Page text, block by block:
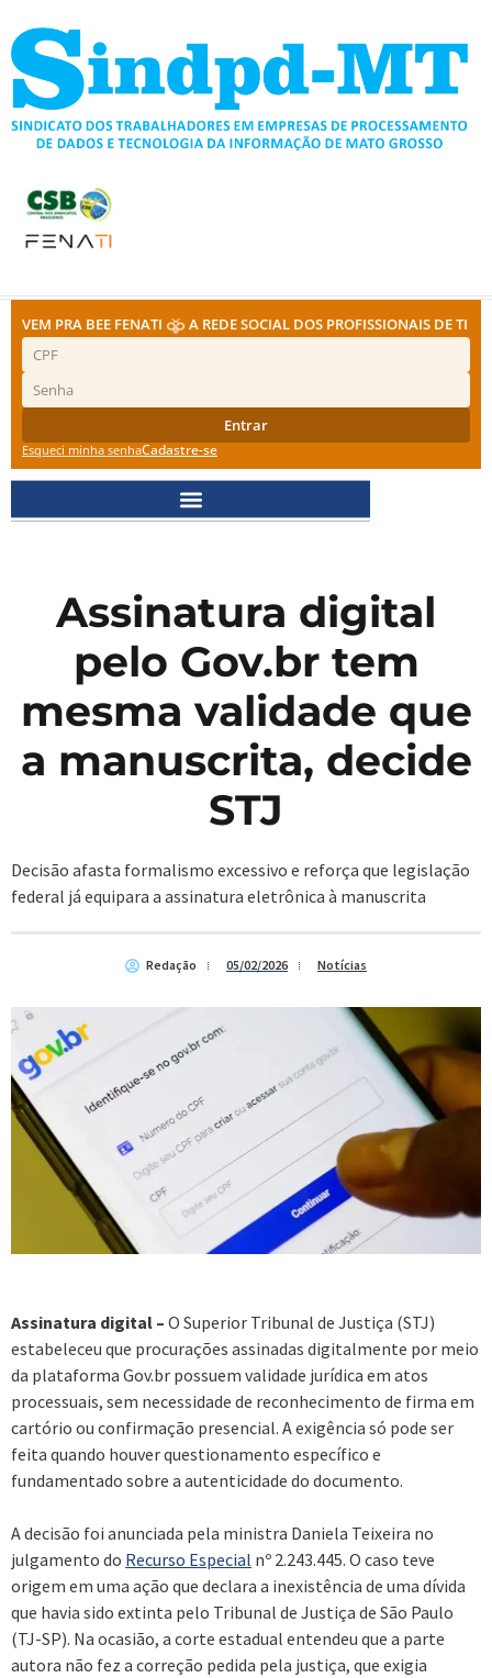
para
conteúdo
VEM PRA BEE FENATI A REDE SOCIAL DOS PROFISSIONAIS DE TI
Entrar
Esqueci minha senhaCadastre-se
Assinatura digital
pelo Gov.br tem
mesma validade que
a manuscrita, decide
STJ
Decisão afasta formalismo excessivo e reforça que legislação
federal já equipara a assinatura eletrônica à manuscrita
Redação 05/02/2026 Notícias
Assinatura digital – O Superior Tribunal de Justiça (STJ)
estabeleceu que procurações assinadas digitalmente por meio
da plataforma Gov.br possuem validade jurídica em atos
processuais, sem necessidade de reconhecimento de firma em
cartório ou confirmação presencial. A exigência só pode ser
feita quando houver questionamento específico e
fundamentado sobre a autenticidade do documento.
A decisão foi anunciada pela ministra Daniela Teixeira no
julgamento do Recurso Especial nº 2.243.445. O caso teve
origem em uma ação que declara a inexistência de uma dívida
que havia sido extinta pelo Tribunal de Justiça de São Paulo
(TJ-SP). Na ocasião, a corte estadual entendeu que a parte
autora não fez a correção pedida pela justiça, que exigia